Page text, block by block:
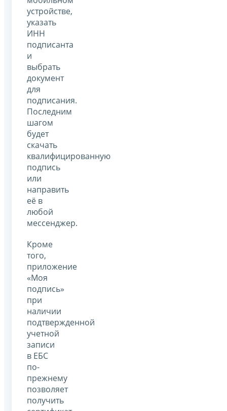
устройстве,
указать
ИНН
подписанта
и
выбрать
документ
для
подписания.
Последним
шагом
будет
скачать
квалифицированную
подпись
или
направить
её в
любой
мессенджер.
Кроме
того,
приложение
«Моя
подпись»
при
наличии
подтвержденной
учетной
записи
в ЕБС
по-
прежнему
позволяет
получить